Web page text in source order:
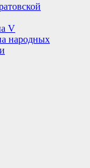
V
народных